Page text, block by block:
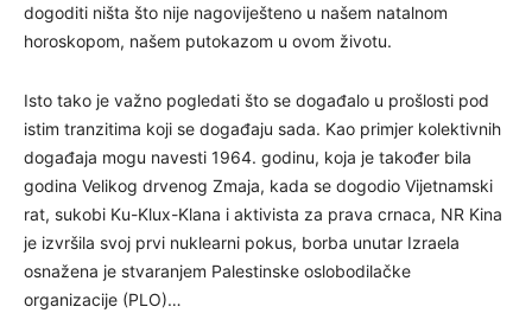
dogoditi ništa što nije nagoviješteno u našem natalnom
horoskopom, našem putokazom u ovom životu.
Isto tako je važno pogledati što se događalo u prošlosti pod
istim tranzitima koji se događaju sada. Kao primjer kolektivnih
događaja mogu navesti 1964. godinu, koja je također bila
godina Velikog drvenog Zmaja, kada se dogodio Vijetnamski
rat, sukobi Ku-Klux-Klana i aktivista za prava crnaca, NR Kina
je izvršila svoj prvi nuklearni pokus, borba unutar Izraela
osnažena je stvaranjem Palestinske oslobodilačke
organizacije (PLO)…